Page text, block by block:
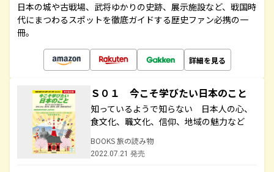
日本の城や古戦場、武将ゆかりの史跡、展示施設など、戦国時
代にまつわるスポットを徹底ガイドする歴史ファン必携の一
冊。
詳細を見る
Ｓ０１ 今こそ学びたい日本のこと
知っているようで知らない 日本人の心、
食文化、職文化、信仰、地域の魅力など
BOOKS 旅の読み物
2022.07.21 発売